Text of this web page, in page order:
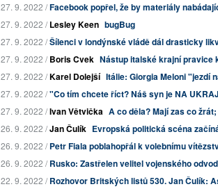
27. 9. 2022 /Facebook popřel, že by materiály
27. 9. 2022 /Lesley Keen bugBug
27. 9. 2022 /Šílenci v londýnské vládě dál drasticky
27. 9. 2022 /Boris Cvek Nástup italské krajní pravice
27. 9. 2022 /Karel Dolejší Itálie: Giorgia Meloni "jezdí
27. 9. 2022 /"Co tím chcete říct? Náš syn je NA
27. 9. 2022 /Ivan Větvička A co děla? Mají zas co
26. 9. 2022 /Jan Čulík Evropská politická scéna
26. 9. 2022 /Petr Fiala poblahopřál k volebnímu
26. 9. 2022 /Rusko: Zastřelen velitel vojenského
22. 9. 2022 /Rozhovor Britských listů 530. Jan Čulík: